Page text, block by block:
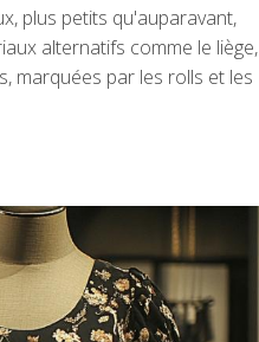
plus petits qu'auparavant,
alternatifs comme le liège,
marquées par les rolls et les